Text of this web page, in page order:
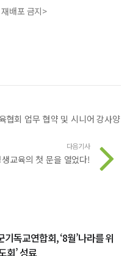
배포 금지>
협회 업무 협약 및 시니어 강사양
다음기사
교육의 첫 문을 열었다!
기독교연합회, ‘8월’나라를 위
회’ 성료